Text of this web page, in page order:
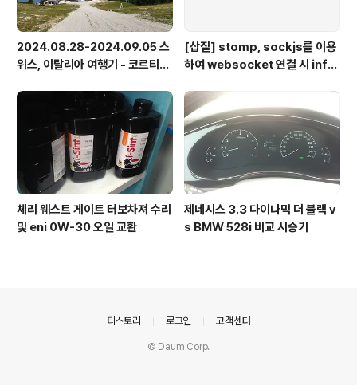
2024.08.28-2024.09.05 스
위스, 이탈리아 여행기 - 코르티나
스
[삽질] stomp, sockjs를 이용
하여 websocket 연결 시 info
체리 웨스트 게이트 터보차져 수리
및 eni 0W-30 오일 교환
제네시스 3.3 다이나믹 더 블랙 v
s BMW 528i 비교 시승기
티스토리 로그인 고객센터
© Daum Corp.